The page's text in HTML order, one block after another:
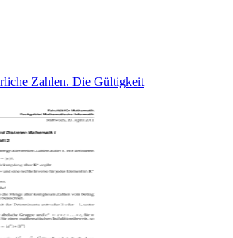
Zahlen. Die Gültigkeit